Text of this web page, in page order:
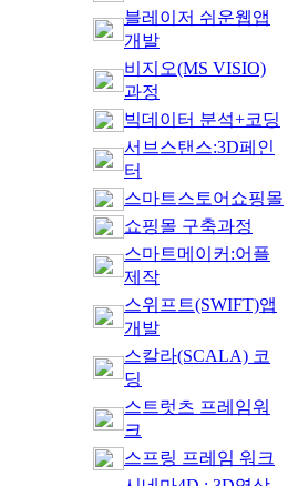
블레이저 쉬운웹앱
개발
비지오(MS VISIO)
과정
빅데이터 분석+코딩
서브스탠스:3D페인
터
스마트스토어쇼핑몰
쇼핑몰 구축과정
스마트메이커:어플
제작
스위프트(SWIFT)앱
개발
스칼라(SCALA) 코
딩
스트럿츠 프레임워
크
스프링 프레임 워크